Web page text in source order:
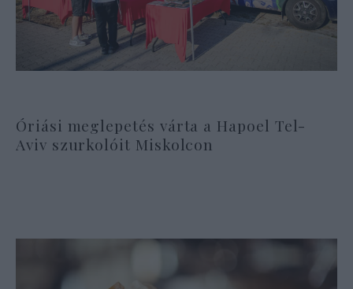
Óriási meglepetés várta a Hapoel Tel-
Aviv szurkolóit Miskolcon